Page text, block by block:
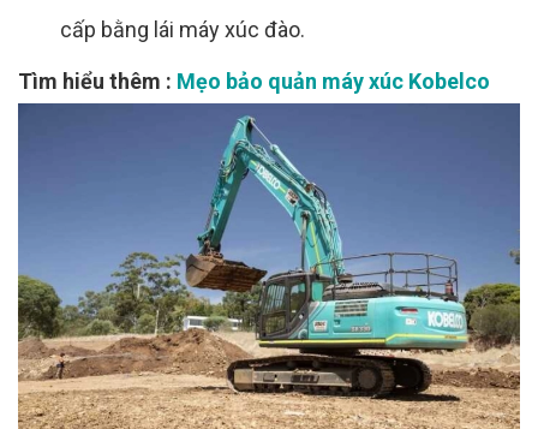
cấp bằng lái máy xúc đào.
Tìm hiểu thêm : Mẹo bảo quản máy xúc Kobelco